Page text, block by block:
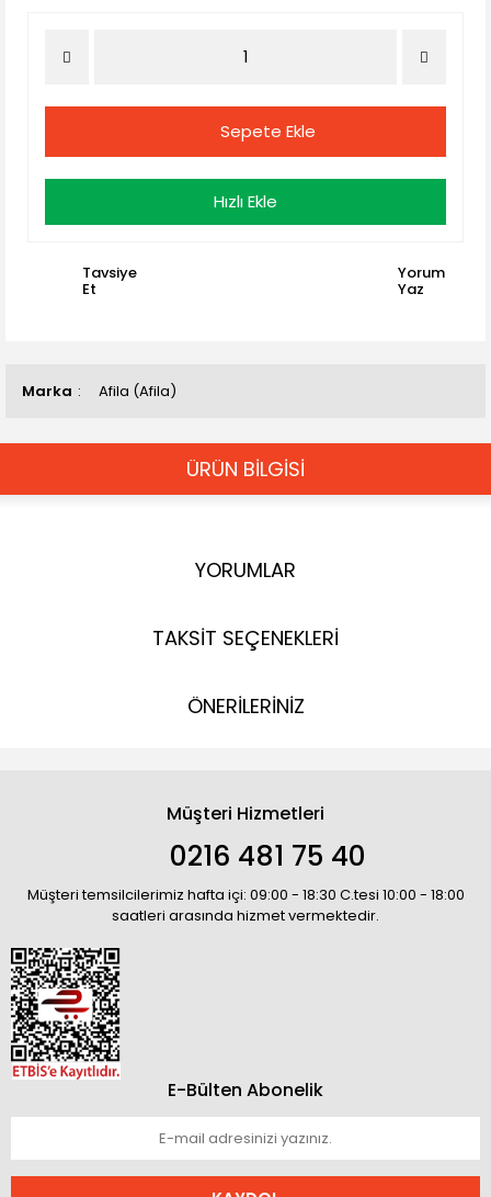
Marka Afila (Afila)
Sepete Ekle
Hızlı Ekle
Tavsiye
Et
Yorum
Yaz
ÜRÜN BİLGİSİ
YORUMLAR
TAKSİT SEÇENEKLERİ
ÖNERİLERİNİZ
Müşteri Hizmetleri
0216 481 75 40
Müşteri temsilcilerimiz hafta içi: 09:00 - 18:30 C.tesi 10:00 - 18:00
saatleri arasında hizmet vermektedir.
E-Bülten Abonelik